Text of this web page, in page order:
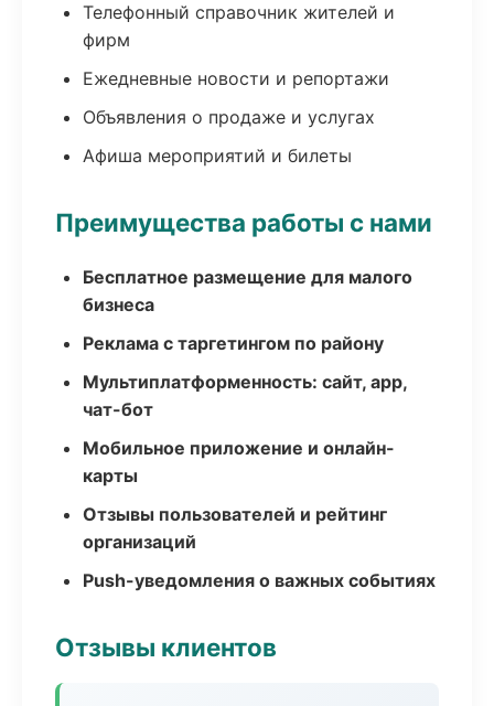
Телефонный справочник жителей и
фирм
Ежедневные новости и репортажи
Объявления о продаже и услугах
Афиша мероприятий и билеты
Преимущества работы с нами
Бесплатное размещение для малого
бизнеса
Реклама с таргетингом по району
Мультиплатформенность: сайт, app,
чат-бот
Мобильное приложение и онлайн-
карты
Отзывы пользователей и рейтинг
организаций
Push-уведомления о важных событиях
Отзывы клиентов